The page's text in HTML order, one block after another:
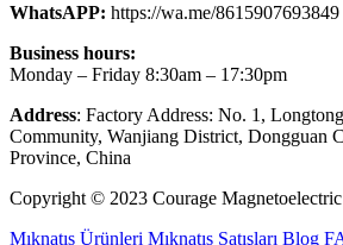
WhatsAPP: https://wa.me/8615907693849
Business hours:
Monday – Friday 8:30am – 17:30pm
Address: Factory Address: No. 1,
Community, Wanjiang District, Dongguan
Province, China
Copyright © 2023 Courage
Mıknatıs Ürünleri Mıknatıs Satışları Blog